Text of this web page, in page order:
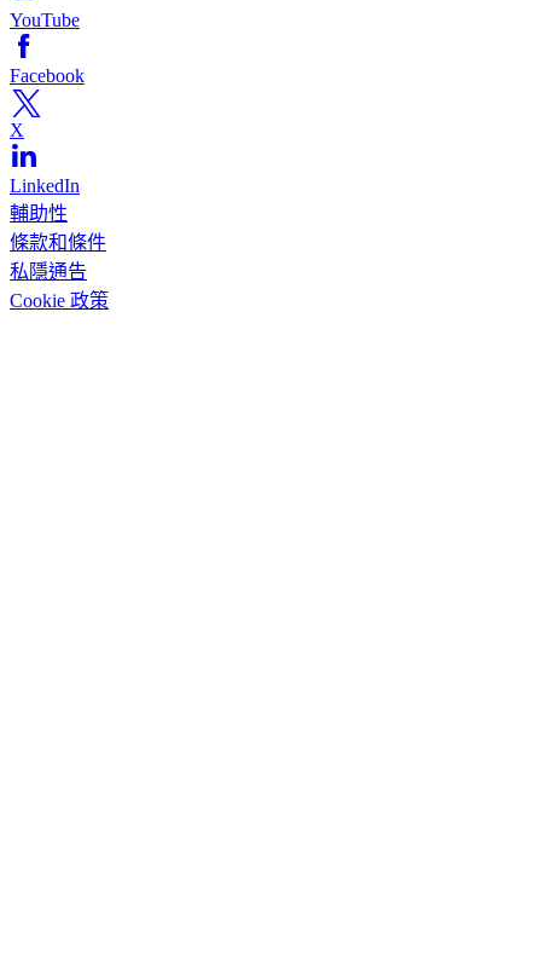
YouTube
Facebook
X
LinkedIn
輔助性
條款和條件
私隱通告
Cookie 政策